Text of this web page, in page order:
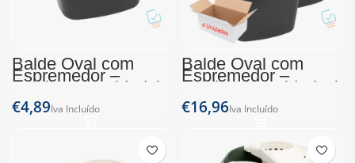
Balde Oval com
Espremedor –
Lacrilar (1 Unidade)
€
Balde Oval com
Espremedor –
Lacrilar (4 Unidades)
€